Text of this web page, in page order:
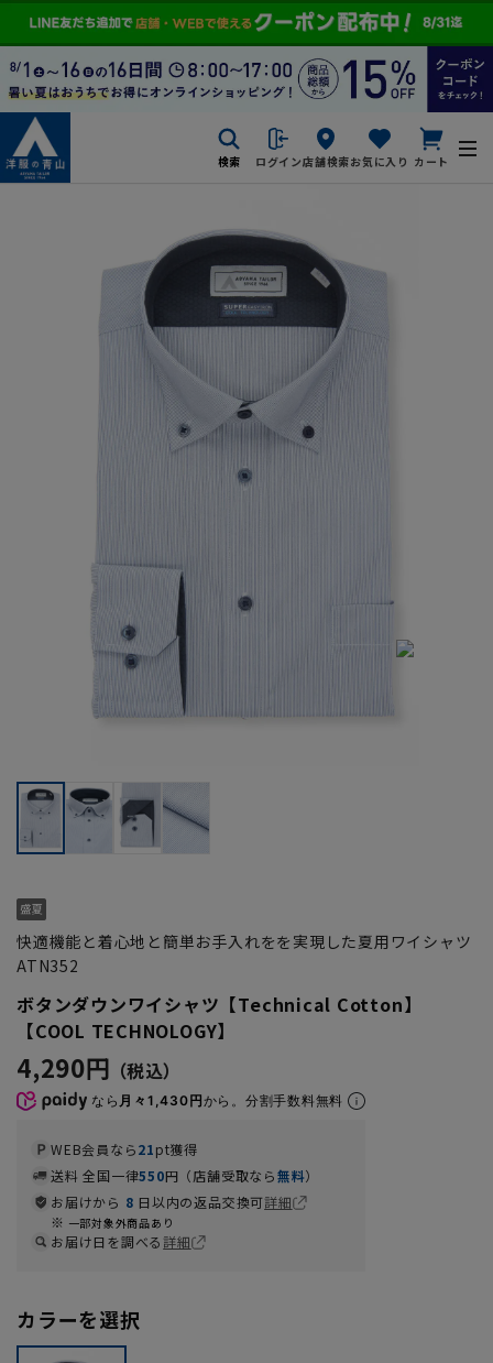
検索 ログイン店舗検索お気に入り カート
快適機能と着心地と簡単お手入れをを実現した夏用ワイシャツ
ATN352
ボタンダウンワイシャツ【Technical Cotton】
【COOL TECHNOLOGY】
4,290円
なら 月々1,430円から。分割手数料無料
WEB会員なら21pt獲得
送料 全国一律550円（店舗受取なら無料）
お届けから 8 日以内の返品交換可詳細
一部対象外商品あり
お届け日を調べる詳細
カラーを選択